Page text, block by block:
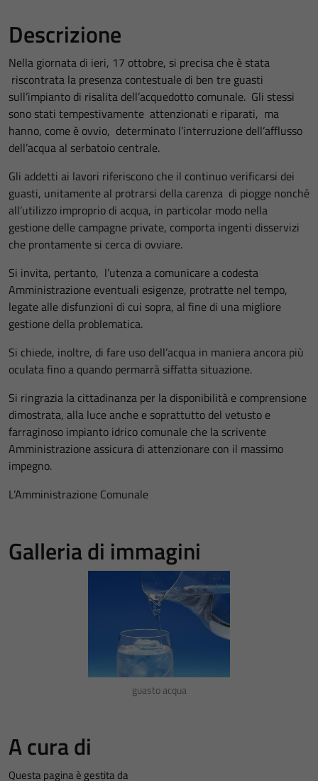
Descrizione
Nella giornata di ieri, 17 ottobre, si precisa che è stata
riscontrata la presenza contestuale di ben tre guasti
sull’impianto di risalita dell’acquedotto comunale. Gli stessi
sono stati tempestivamente attenzionati e riparati, ma
hanno, come è ovvio, determinato l’interruzione dell’afflusso
dell’acqua al serbatoio centrale.
Gli addetti ai lavori riferiscono che il continuo verificarsi dei
guasti, unitamente al protrarsi della carenza di piogge nonché
all’utilizzo improprio di acqua, in particolar modo nella
gestione delle campagne private, comporta ingenti disservizi
che prontamente si cerca di ovviare.
Si invita, pertanto, l’utenza a comunicare a codesta
Amministrazione eventuali esigenze, protratte nel tempo,
legate alle disfunzioni di cui sopra, al fine di una migliore
gestione della problematica.
Si chiede, inoltre, di fare uso dell’acqua in maniera ancora più
oculata fino a quando permarrà siffatta situazione.
Si ringrazia la cittadinanza per la disponibilità e comprensione
dimostrata, alla luce anche e soprattutto del vetusto e
farraginoso impianto idrico comunale che la scrivente
Amministrazione assicura di attenzionare con il massimo
impegno.
L’Amministrazione Comunale
Galleria di immagini
guasto acqua
A cura di
Questa pagina è gestita da